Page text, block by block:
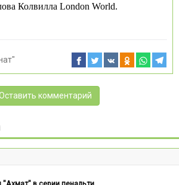
Колвилла London World.
комментарий